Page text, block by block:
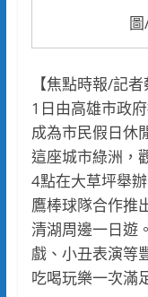
【焦點時報/記
1日由高雄市政
成為市民假日休
這座城市綠洲，
4點在大草坪舉
鷹棒球隊合作推
清湖周邊一日遊
戲、小丑表演等
吃喝玩樂一次滿